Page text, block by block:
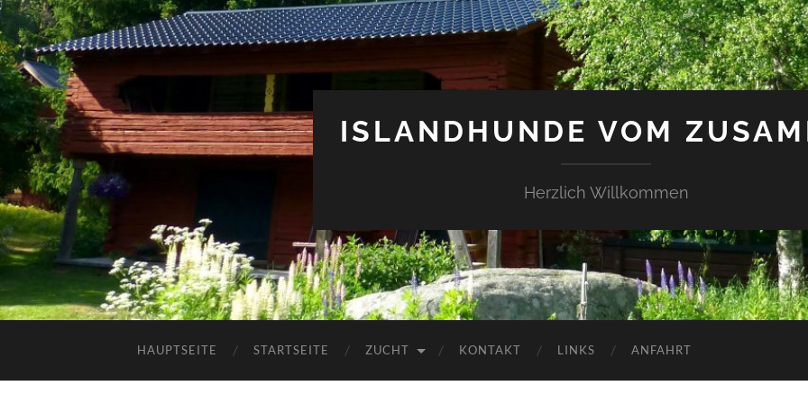
ISLANDHUNDE VOM
Herzlich Willkommen
HAUPTSEITE STARTSEITE ZUCHT KONTAKT LINKS ANFAHRT